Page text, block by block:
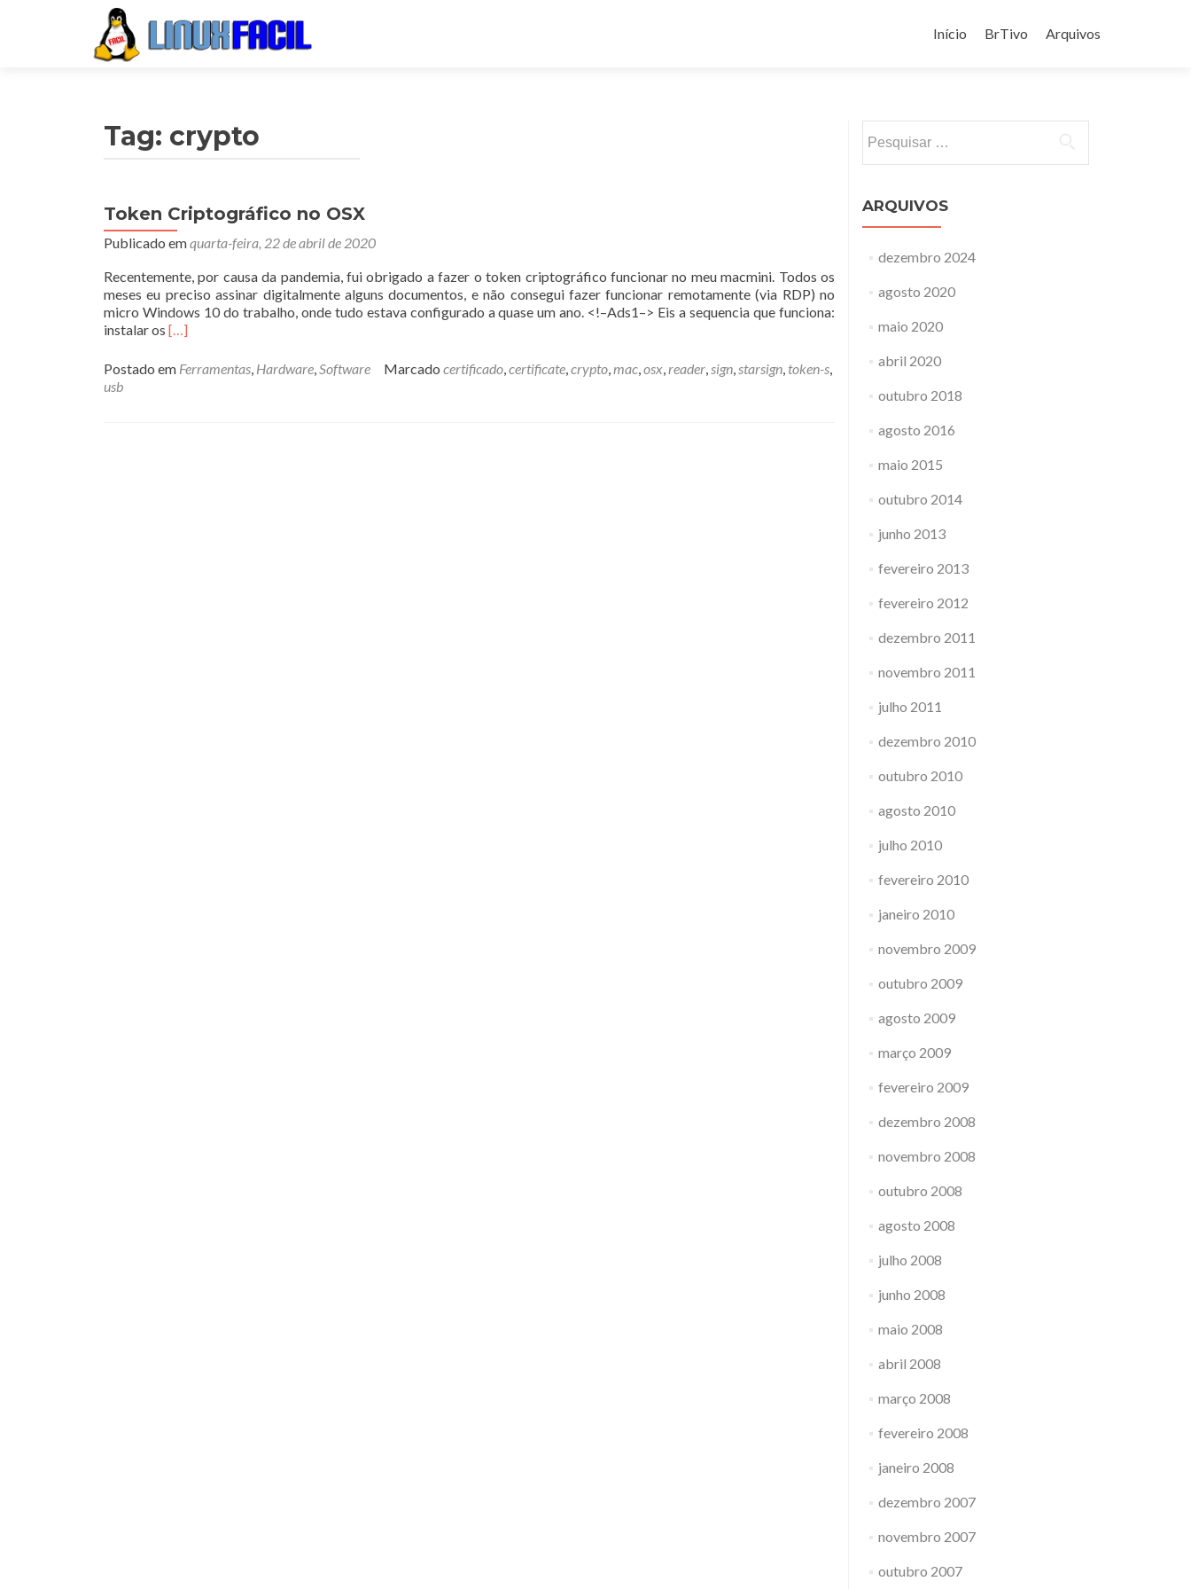
para
Início BrTivo Arquivos
Tag: crypto
Token Criptográfico no OSX
Publicado emquarta-feira, 22 de abril de 2020
Recentemente, por causa da pandemia, fui obrigado a fazer o token criptográfico funcionar no meu macmini. Todos os
meses eu preciso assinar digitalmente alguns documentos, e não consegui fazer funcionar remotamente (via RDP) no
micro Windows 10 do trabalho, onde tudo estava configurado a quase um ano. <!–Ads1–> Eis a sequencia que funciona:
instalar os Leia
sobreToken
[…]
Postado em Ferramentas, Hardware,Software Marcado certificado,certificate,crypto,mac,osx,reader,sign,starsign, token-s,
usb
por:
ARQUIVOS
dezembro 2024
agosto 2020
maio 2020
abril 2020
outubro 2018
agosto 2016
maio 2015
outubro 2014
junho 2013
fevereiro 2013
fevereiro 2012
dezembro 2011
novembro 2011
julho 2011
dezembro 2010
outubro 2010
agosto 2010
julho 2010
fevereiro 2010
janeiro 2010
novembro 2009
outubro 2009
agosto 2009
março 2009
fevereiro 2009
dezembro 2008
novembro 2008
outubro 2008
agosto 2008
julho 2008
junho 2008
maio 2008
abril 2008
março 2008
fevereiro 2008
janeiro 2008
dezembro 2007
novembro 2007
outubro 2007